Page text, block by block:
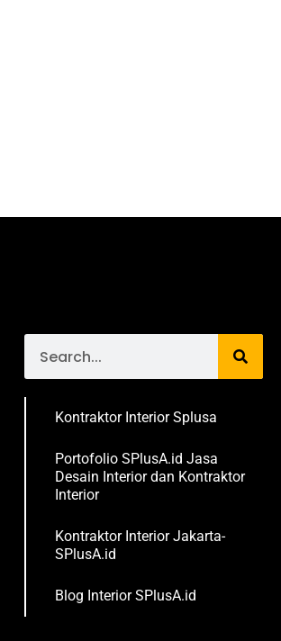
Kontraktor Interior Splusa
Portofolio SPlusA.id Jasa
Desain Interior dan Kontraktor
Interior
Kontraktor Interior Jakarta-
SPlusA.id
Blog Interior SPlusA.id